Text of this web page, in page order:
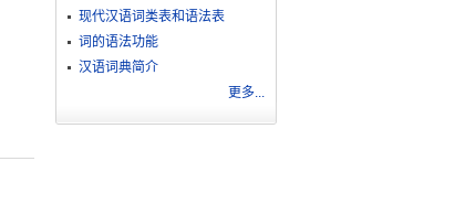
现代汉语词类表和语法表
词的语法功能
汉语词典简介
更多...